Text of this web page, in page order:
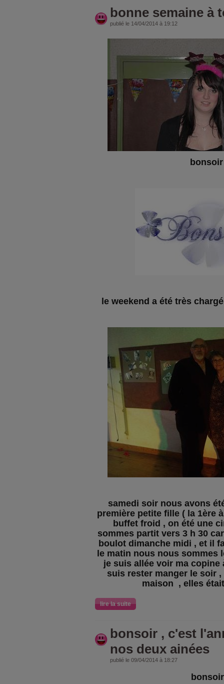
bonne semaine à
publié le 14/04/2014 à 19:12
le weekend a été très
samedi soir nous avons
première petite fille ( la 1ère
buffet froid , on été une
sommes partit vers 3 h 30
boulot dimanche midi , et il
le matin nous nous sommes
je suis allée voir ma copine
suis rester manger le soir
maison , elles
lire la suite
bonsoir , c'est
nos deux ainées
publié le 09/04/2014 à 18:27
bonsoir